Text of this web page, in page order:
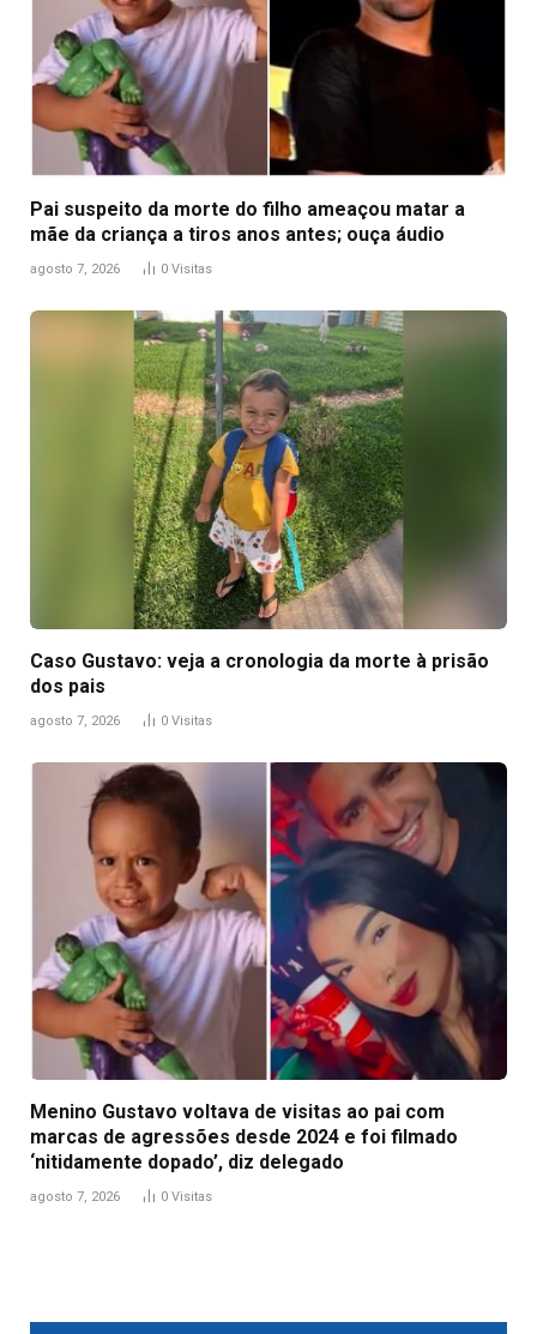
Pai suspeito da morte do filho ameaçou matar a
mãe da criança a tiros anos antes; ouça áudio
agosto 7, 2026 0 Visitas
Caso Gustavo: veja a cronologia da morte à prisão
dos pais
agosto 7, 2026 0 Visitas
Menino Gustavo voltava de visitas ao pai com
marcas de agressões desde 2024 e foi filmado
‘nitidamente dopado’, diz delegado
agosto 7, 2026 0 Visitas